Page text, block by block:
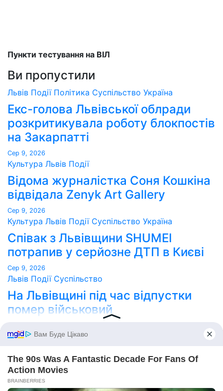
Пункти тестування на ВІЛ
Ви пропустили
Львів Події Політика Суспільство Україна
Екс-голова Львівської облради
розкритикувала роботу блокпостів
на Закарпатті
Сер 9, 2026
Культура Львів Події
Відома журналістка Соня Кошкіна
відвідала Zenyk Art Gallery
Сер 9, 2026
Культура Львів Події Суспільство Україна
Співак з Львівщини SHUMEI
потрапив у серйозне ДТП в Києві
Сер 9, 2026
Львів Події Суспільство
На Львівщині під час відпустки
помер військовий
Point Lviv
Сайт працює на WordPress|Тема:Newsesза